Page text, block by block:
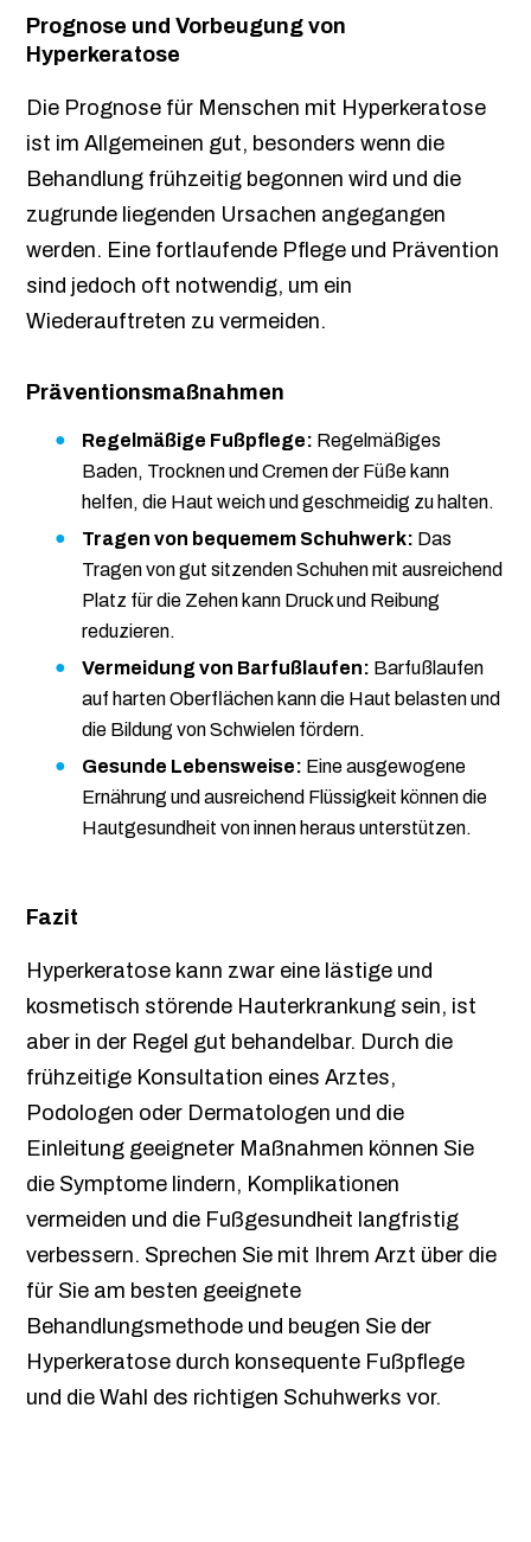
Prognose und Vorbeugung von
Hyperkeratose
Die Prognose für Menschen mit Hyperkeratose
ist im Allgemeinen gut, besonders wenn die
Behandlung frühzeitig begonnen wird und die
zugrunde liegenden Ursachen angegangen
werden. Eine fortlaufende Pflege und Prävention
sind jedoch oft notwendig, um ein
Wiederauftreten zu vermeiden.
Präventionsmaßnahmen
Regelmäßige Fußpflege: Regelmäßiges
Baden, Trocknen und Cremen der Füße kann
helfen, die Haut weich und geschmeidig zu halten.
Tragen von bequemem Schuhwerk: Das
Tragen von gut sitzenden Schuhen mit ausreichend
Platz für die Zehen kann Druck und Reibung
reduzieren.
Vermeidung von Barfußlaufen: Barfußlaufen
auf harten Oberflächen kann die Haut belasten und
die Bildung von Schwielen fördern.
Gesunde Lebensweise: Eine ausgewogene
Ernährung und ausreichend Flüssigkeit können die
Hautgesundheit von innen heraus unterstützen.
Fazit
Hyperkeratose kann zwar eine lästige und
kosmetisch störende Hauterkrankung sein, ist
aber in der Regel gut behandelbar. Durch die
frühzeitige Konsultation eines Arztes,
Podologen oder Dermatologen und die
Einleitung geeigneter Maßnahmen können Sie
die Symptome lindern, Komplikationen
vermeiden und die Fußgesundheit langfristig
verbessern. Sprechen Sie mit Ihrem Arzt über die
für Sie am besten geeignete
Behandlungsmethode und beugen Sie der
Hyperkeratose durch konsequente Fußpflege
und die Wahl des richtigen Schuhwerks vor.